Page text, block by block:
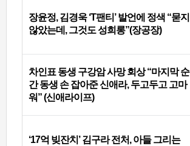
장윤정, 김경욱 ‘T팬티’ 발언에 정색 “묻지
않았는데, 그것도 성희롱”(장공장)
차인표 동생 구강암 사망 회상 “마지막 순
간 동생 손 잡아준 신애라, 두고두고 고마
워” (신애라이프)
‘17억 빚잔치’ 김구라 전처, 아들 그리는